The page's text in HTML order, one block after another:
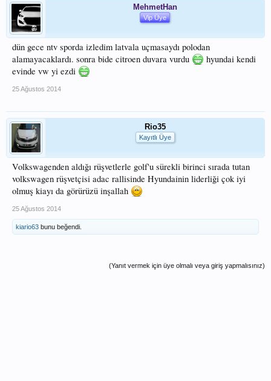
MehmetHan
Vip Üye
dün gece ntv sporda izledim latvala uçmasaydı polodan
alamayacaklardı. sonra bide citroen duvara vurdu
hyundai kendi
evinde vw yi ezdi
25 Ağustos 2014
Rio35
Kayıtlı Üye
Volkswagenden aldığı rüşvetlerle golf'u sürekli birinci sırada tutan
volkswagen rüşvetçisi adac rallisinde Hyundainin liderliği çok iyi
olmuş kiayı da görürüzü inşallah
25 Ağustos 2014
kiario63 bunu beğendi.
(Yanıt vermek için üye olmalı veya giriş yapmalısınız)